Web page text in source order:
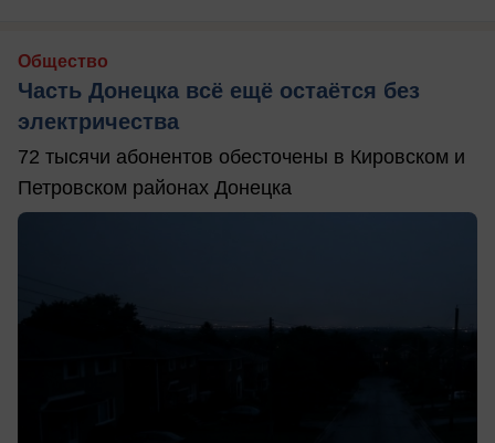
Общество
Часть Донецка всё ещё остаётся без
электричества
72 тысячи абонентов обесточены в Кировском и
Петровском районах Донецка